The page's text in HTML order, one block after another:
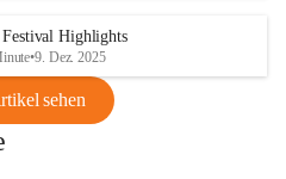
Festival Highlights
•9. Dez. 2025
sehen